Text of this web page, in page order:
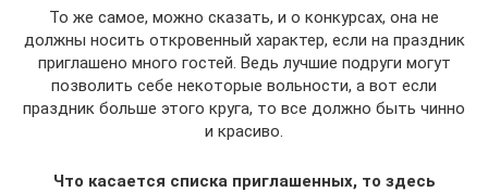
То же самое, можно сказать, и о конкурсах, она не
должны носить откровенный характер, если на праздник
приглашено много гостей. Ведь лучшие подруги могут
позволить себе некоторые вольности, а вот если
праздник больше этого круга, то все должно быть чинно
и красиво.
Что касается списка приглашенных, то здесь